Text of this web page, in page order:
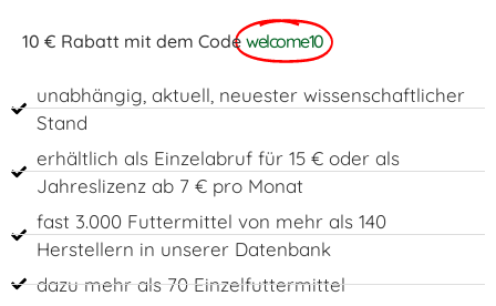
10 € Rabatt mit dem Code welcome10
unabhängig, aktuell, neuester wissenschaftlicher
Stand
erhältlich als Einzelabruf für 15 € oder als
Jahreslizenz ab 7 € pro Monat
fast 3.000 Futtermittel von mehr als 140
Herstellern in unserer Datenbank
dazu mehr als 70 Einzelfuttermittel